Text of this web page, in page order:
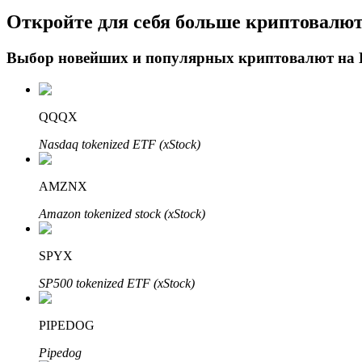
Блокировки BTR
Откройте для себя больше
Выбор новейших и популярных криптовалют на
QQQX
Nasdaq tokenized ETF (xStock)
AMZNX
Amazon tokenized stock (xStock)
SPYX
SP500 tokenized ETF (xStock)
PIPEDOG
Pipedog